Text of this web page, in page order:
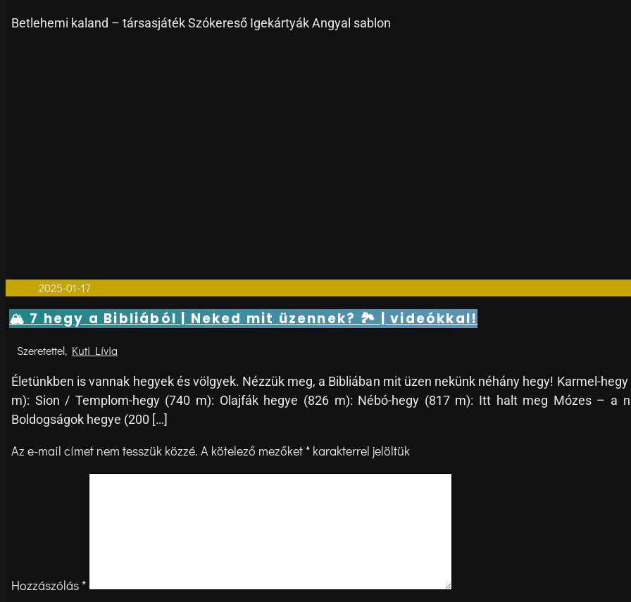
Betlehemi kaland – társasjáték Szókereső Igekártyák Angyal sablon
2025-01-17
🏔 7 hegy a Bibliából | Neked mit üzennek? 🏞 | videókkal!
Kuti Lívia
Életünkben is vannak hegyek és völgyek. Nézzük meg, a Bibliában mit üzen nekünk néhány hegy! Karmel-
m): Sion / Templom-hegy (740 m): Olajfák hegye (826 m): Nébó-hegy (817 m): Itt halt meg Mózes – a
Boldogságok hegye (200 […]
Az e-mail címet nem tesszük közzé. A kötelező mezőket * karakterrel jelöltük
Hozzászólás *